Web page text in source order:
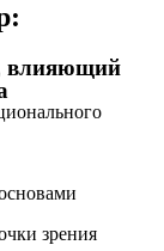
влияющий
зрения